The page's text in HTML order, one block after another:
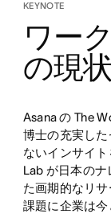
KEYNOTE
ワー
の現
Asana の The
博士の充実し
ないインサイ
Lab が日本の
た画期的なリ
課題に企業は